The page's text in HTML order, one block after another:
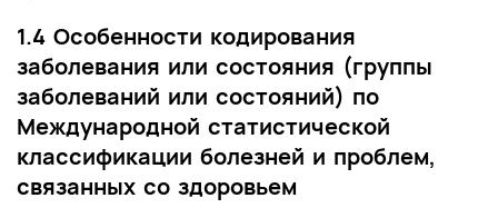
1.4 Особенности кодирования
заболевания или состояния (группы
заболеваний или состояний) по
Международной статистической
классификации болезней и проблем,
связанных со здоровьем